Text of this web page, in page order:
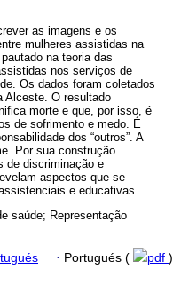
as imagens e os
mulheres assistidas na
na teoria das
nos serviços de
Os dados foram coletados
Alceste. O resultado
morte e que, por isso, é
de sofrimento e medo. É
dos “outros”. A
Por sua construção
de discriminação e
aspectos que se
e educativas
saúde; Representação
· Portugués ( pdf )